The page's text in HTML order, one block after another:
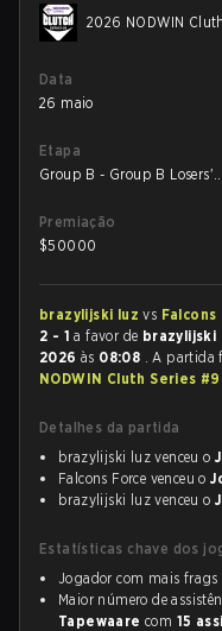
2026 NODWIN
Data
26 maio
Etapa
Group B - Group B Losers'
Premiação
$50000
brazylijski luzvs
2 - 1 a favor de
2026 às 08:08 . A partida
NODWIN Cluth Series #9
Detalhes da partida
brazylijski luz venceu o
Falcons Force venceu o
brazylijski luz venceu o
Estatísticas chave dos
Jogador com mais frags
Maior número de
Tapewaare com 15